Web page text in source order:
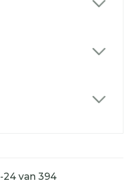
-24van 394